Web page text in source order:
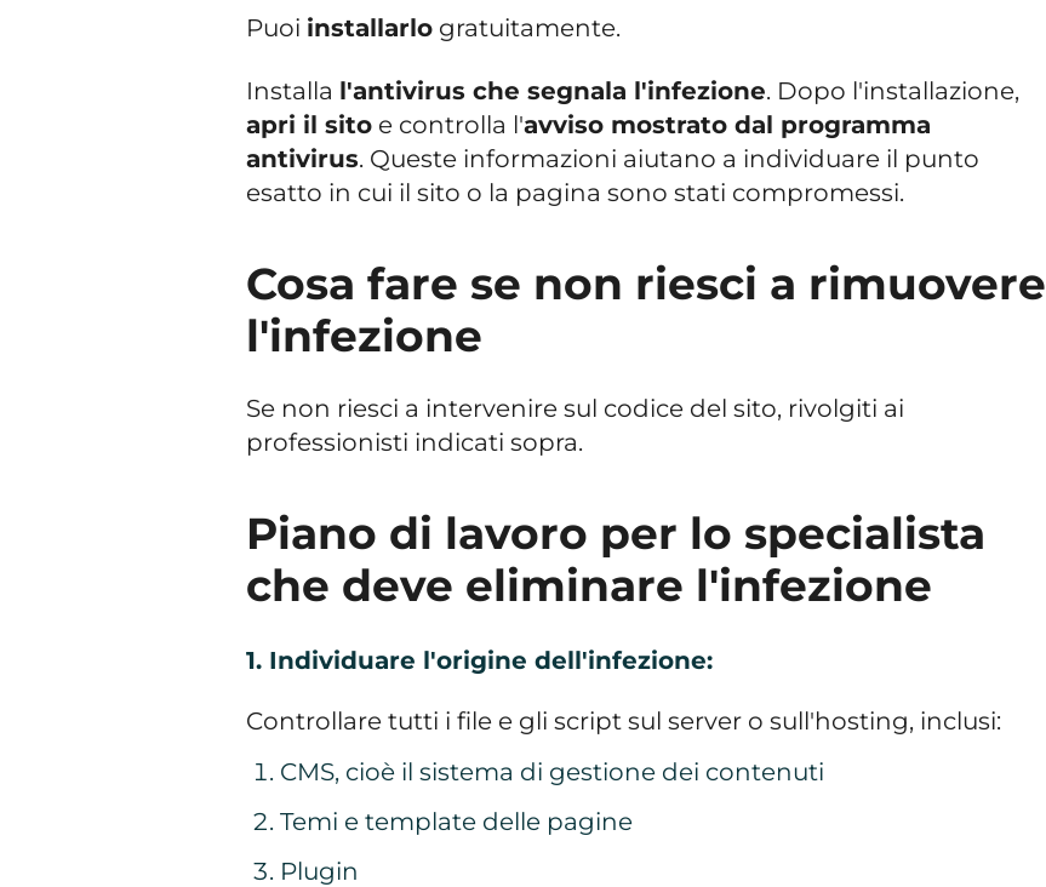
Puoi installarlo gratuitamente.
Installa l'antivirus che segnala l'infezione. Dopo l'installazione,
apri il sito e controlla l'avviso mostrato dal programma
antivirus. Queste informazioni aiutano a individuare il punto
esatto in cui il sito o la pagina sono stati compromessi.
Cosa fare se non riesci a rimuovere
l'infezione
Se non riesci a intervenire sul codice del sito, rivolgiti ai
professionisti indicati sopra.
Piano di lavoro per lo specialista
che deve eliminare l'infezione
1. Individuare l'origine dell'infezione:
Controllare tutti i file e gli script sul server o sull'hosting, inclusi:
CMS, cioè il sistema di gestione dei contenuti
Temi e template delle pagine
Plugin